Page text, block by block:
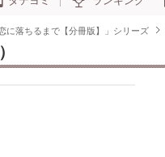
に落ちるまで【分冊版】」シリーズ